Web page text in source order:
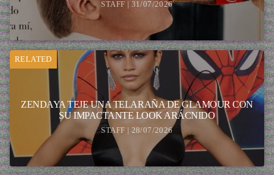
STAFF | 31/07/2026
RELATED
ZENDAYA TEJE UNA TELARAÑA DE GLAMOUR CON
SU IMPACTANTE LOOK ARÁCNIDO
STAFF | 28/07/2026